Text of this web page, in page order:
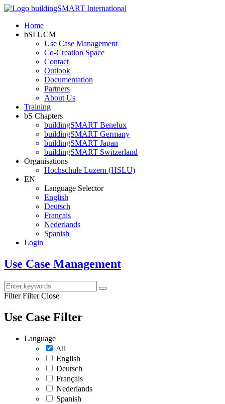
Home
bSI UCM
Use Case Management
Co-Creation Space
Contact
Outlook
Documentation
Partners
About Us
Training
bS Chapters
buildingSMART Benelux
buildingSMART Germany
buildingSMART Japan
buildingSMART Switzerland
Organisations
Hochschule Luzern (HSLU)
EN
Language Selector
English
Deutsch
Français
Nederlands
Spanish
Login
Use Case Management
Filter Filter Close
Use Case Filter
Language
All
English
Deutsch
Français
Nederlands
Spanish